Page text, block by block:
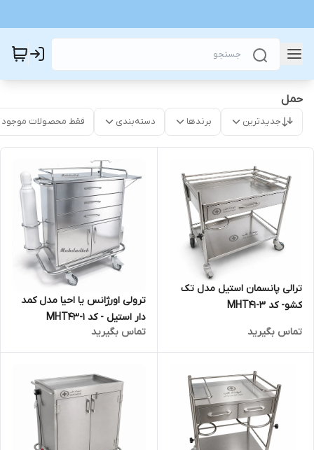
حمل
جدیدترین برندها دسته‌بندی فقط محصولات موجود
ترالی پانسمان استیل مدل تک
کشو- کد MHT41-3
تماس بگیرید
ترولی اورژانس یا احیا مدل کمد
دار استیل - کد MHT43-1
تماس بگیرید